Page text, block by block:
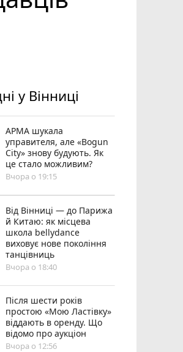
у Вінниці
АРМА шукала
управителя, але «Bogun
City» знову будують. Як
це стало можливим?
Вчора о 19:15
Від Вінниці — до Парижа
й Китаю: як місцева
школа bellydance
виховує нове покоління
танцівниць
Вчора о 18:40
Після шести років
простою «Мою Ластівку»
віддають в оренду. Що
відомо про аукціон
Вчора о 12:56